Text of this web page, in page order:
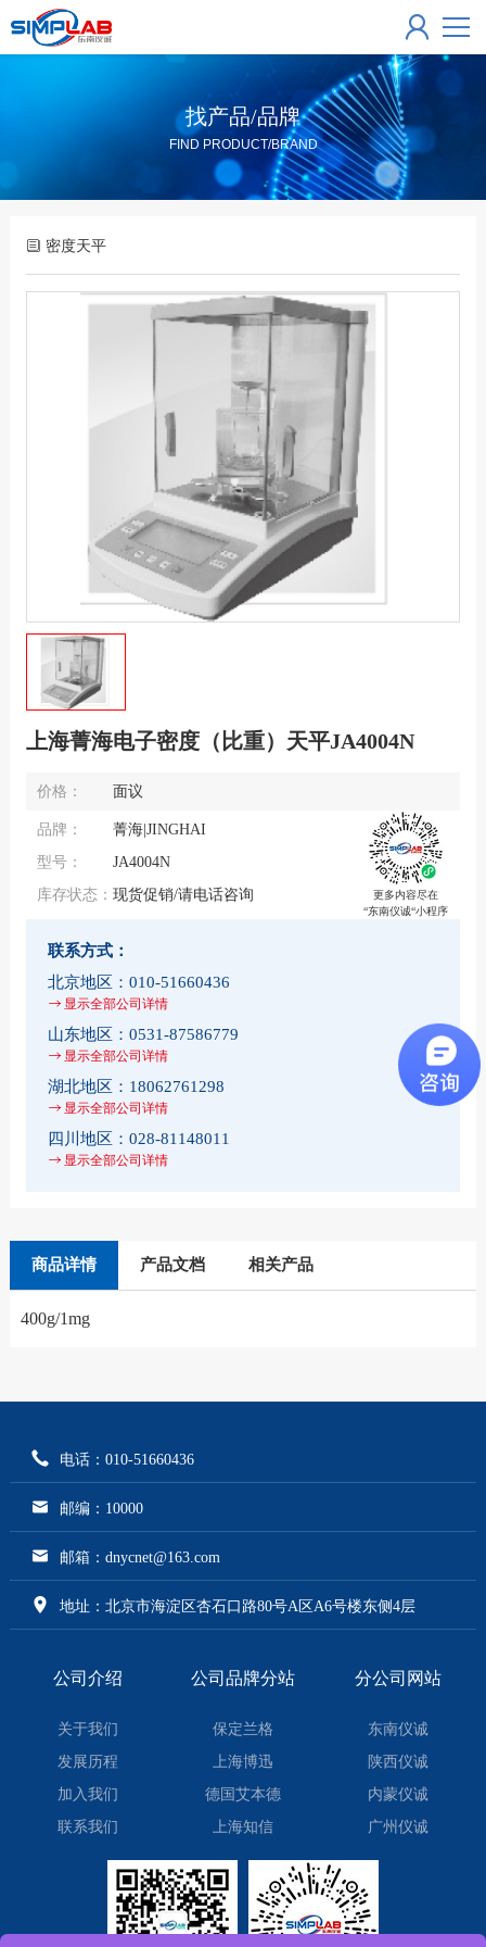
找产品/品牌
FIND PRODUCT/BRAND
密度天平
上海菁海电子密度（比重）天平JA4004N
价格： 面议
更多内容尽在
“东南仪诚“小程序
品牌：
菁海|JINGHAI
型号：
JA4004N
库存状态： 现货促销/请电话咨询
联系方式：
北京地区： 010-51660436
显示全部公司详情
山东地区： 0531-87586779
显示全部公司详情
湖北地区： 18062761298
显示全部公司详情
四川地区： 028-81148011
显示全部公司详情
商品详情 产品文档 相关产品
400g/1mg
电话：010-51660436
邮编：10000
邮箱：dnycnet@163.com
地址：北京市海淀区杏石口路80号A区A6号楼东侧4层
公司介绍
关于我们
发展历程
加入我们
联系我们
公司品牌分站
保定兰格
上海博迅
德国艾本德
上海知信
分公司网站
东南仪诚
陕西仪诚
内蒙仪诚
广州仪诚